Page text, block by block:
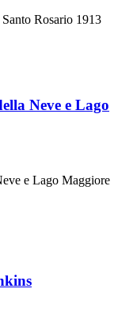
Rosario 1913
Neve e Lago
e Lago Maggiore